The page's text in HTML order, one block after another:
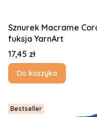
Sznurek Macrame
fuksja YarnArt
Cena
17,45 zł
Do koszyka
Bestseller